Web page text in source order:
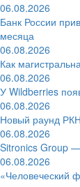
06.08.2026
Банк России
месяца
06.08.2026
Как
06.08.2026
У Wildberries
06.08.2026
Новый раунд
06.08.2026
Sitronics Group
06.08.2026
«Человеческий